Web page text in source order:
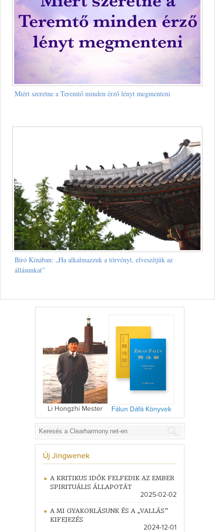
Miért szeretne a Teremtő minden érző lényt megmenteni
Bíró Kínában: „Ha alkalmazzuk a törvényt, elveszítjük az
állásunkat”
Li Hongzhi Mester Fálun Dáfá Könyvek
Új Jingwenek
A KRITIKUS IDŐK FELFEDIK AZ EMBER
SPIRITUÁLIS ÁLLAPOTÁT
2025-02-02
A MI GYAKORLÁSUNK ÉS A „VALLÁS”
KIFEJEZÉS
2024-12-01